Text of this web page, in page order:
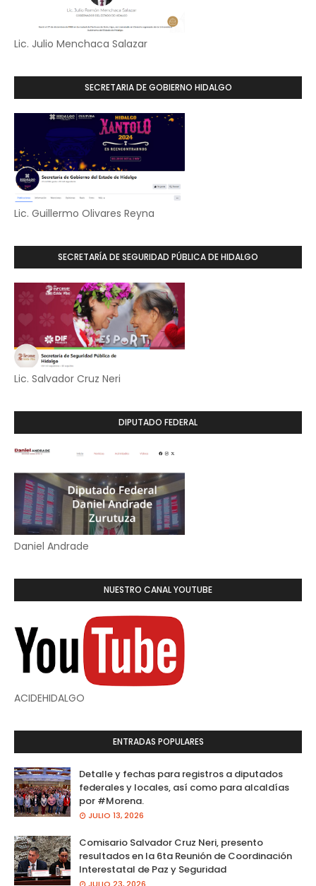
Lic. Julio Menchaca Salazar
SECRETARIA DE GOBIERNO HIDALGO
Lic. Guillermo Olivares Reyna
SECRETARÍA DE SEGURIDAD PÚBLICA DE HIDALGO
Lic. Salvador Cruz Neri
DIPUTADO FEDERAL
Daniel Andrade
NUESTRO CANAL YOUTUBE
ACIDEHIDALGO
ENTRADAS POPULARES
Detalle y fechas para registros a diputados
federales y locales, así como para alcaldías
por #Morena.
JULIO 13, 2026
Comisario Salvador Cruz Neri, presento
resultados en la 6ta Reunión de Coordinación
Interestatal de Paz y Seguridad